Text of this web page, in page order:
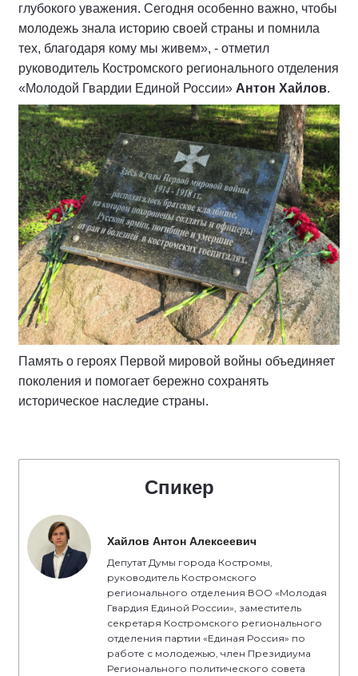
глубокого уважения. Сегодня особенно важно, чтобы
молодежь знала историю своей страны и помнила
тех, благодаря кому мы живем», - отметил
руководитель Костромского регионального отделения
«Молодой Гвардии Единой России» Антон Хайлов.
Память о героях Первой мировой войны объединяет
поколения и помогает бережно сохранять
историческое наследие страны.
Спикер
Хайлов Антон Алексеевич
Депутат Думы города Костромы,
руководитель Костромского
регионального отделения ВОО «Молодая
Гвардия Единой России», заместитель
секретаря Костромского регионального
отделения партии «Единая Россия» по
работе с молодежью, член Президиума
Регионального политического совета